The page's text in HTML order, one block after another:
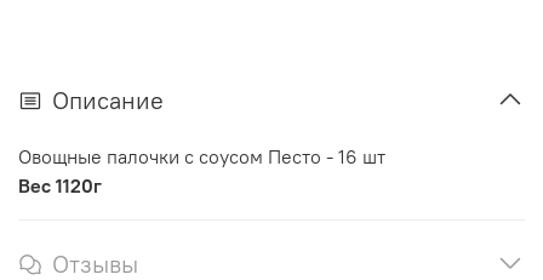
Описание
Овощные палочки с соусом Песто - 16 шт
Вес 1120г
Отзывы